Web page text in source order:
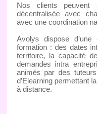
Nos clients peuvent
décentralisée avec
avec une coordination
Avolys dispose
formation : des dates
territoire, la capacité
demandes intra
animés par des
d’Elearning permettant
à distance.